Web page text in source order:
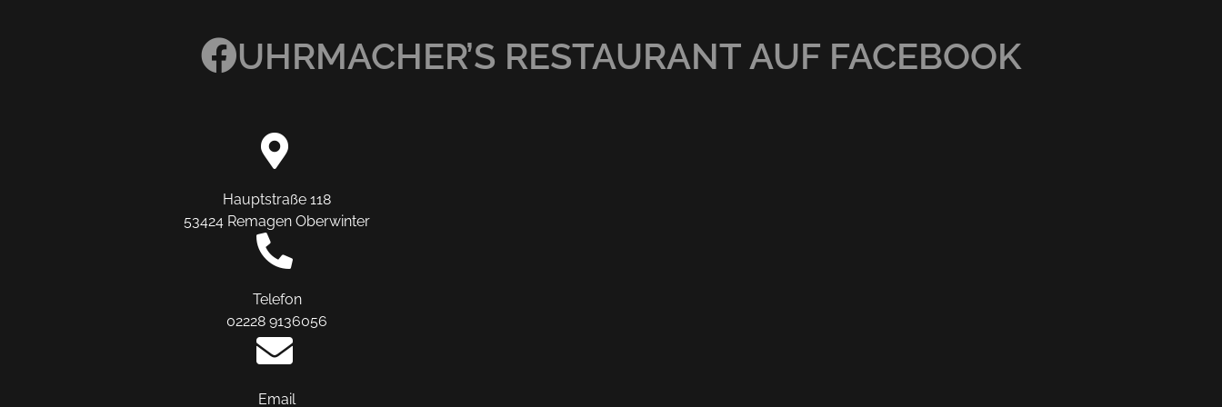
UHRMACHER’S RESTAURANT AUF FACEBOOK
Hauptstraße 118
53424 Remagen Oberwinter
Telefon
02228 9136056
Email